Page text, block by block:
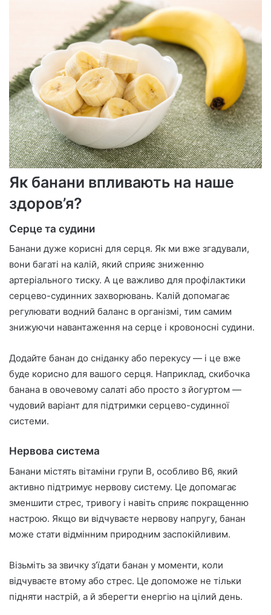
Як банани впливають на наше
здоров’я?
Серце та судини
Банани дуже корисні для серця. Як ми вже згадували,
вони багаті на калій, який сприяє зниженню
артеріального тиску. А це важливо для профілактики
серцево-судинних захворювань. Калій допомагає
регулювати водний баланс в організмі, тим самим
знижуючи навантаження на серце і кровоносні судини.
Додайте банан до сніданку або перекусу — і це вже
буде корисно для вашого серця. Наприклад, скибочка
банана в овочевому салаті або просто з йогуртом —
чудовий варіант для підтримки серцево-судинної
системи.
Нервова система
Банани містять вітаміни групи B, особливо B6, який
активно підтримує нервову систему. Це допомагає
зменшити стрес, тривогу і навіть сприяє покращенню
настрою. Якщо ви відчуваєте нервову напругу, банан
може стати відмінним природним заспокійливим.
Візьміть за звичку з’їдати банан у моменти, коли
відчуваєте втому або стрес. Це допоможе не тільки
підняти настрій, а й зберегти енергію на цілий день.